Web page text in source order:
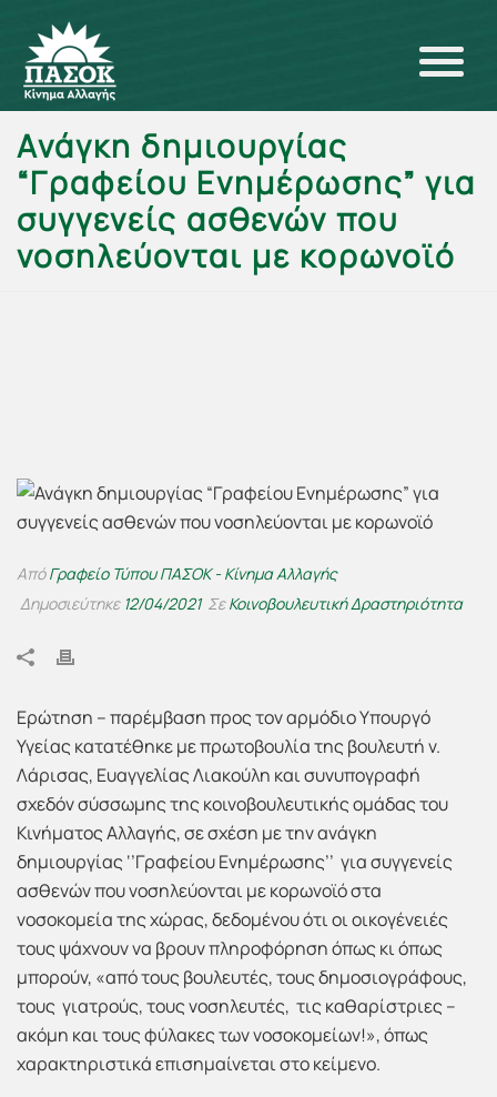
Ανάγκη δημιουργίας
“Γραφείου Ενημέρωσης” για
συγγενείς ασθενών που
νοσηλεύονται με κορωνοϊό
ΑπόΓραφείο Τύπου ΠΑΣΟΚ - Κίνημα Αλλαγής
Δημοσιεύτηκε 12/04/2021 ΣεΚοινοβουλευτική Δραστηριότητα
Ερώτηση – παρέμβαση προς τον αρμόδιο Υπουργό
Υγείας κατατέθηκε με πρωτοβουλία της βουλευτή ν.
Λάρισας, Ευαγγελίας Λιακούλη και συνυπογραφή
σχεδόν σύσσωμης της κοινοβουλευτικής ομάδας του
Κινήματος Αλλαγής, σε σχέση με την ανάγκη
δημιουργίας ‘’Γραφείου Ενημέρωσης’’ για συγγενείς
ασθενών που νοσηλεύονται με κορωνοϊό στα
νοσοκομεία της χώρας, δεδομένου ότι οι οικογένειές
τους ψάχνουν να βρουν πληροφόρηση όπως κι όπως
μπορούν, «από τους βουλευτές, τους δημοσιογράφους,
τους γιατρούς, τους νοσηλευτές, τις καθαρίστριες –
ακόμη και τους φύλακες των νοσοκομείων!», όπως
χαρακτηριστικά επισημαίνεται στο κείμενο.